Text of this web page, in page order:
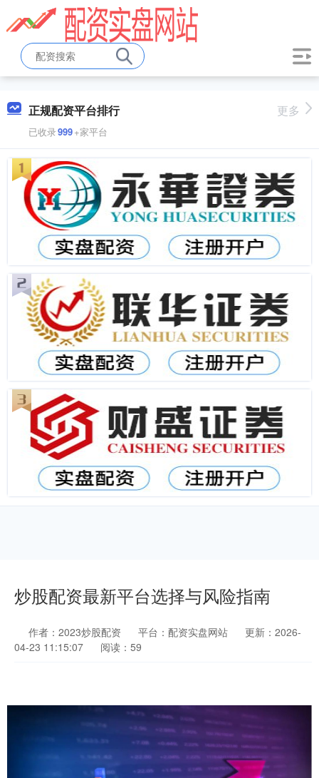
正规配资平台排行
已收录999+家平台
更多
炒股配资最新平台选择与风险指南
作者：2023炒股配资 平台：配资实盘网站
更新：2026-
04-23 11:15:07
阅读：59